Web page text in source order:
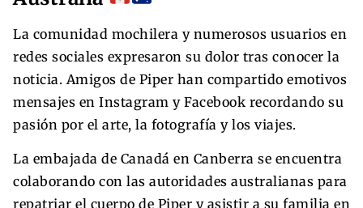
La comunidad mochilera y numerosos usuarios en
redes sociales expresaron su dolor tras conocer la
noticia. Amigos de Piper han compartido emotivos
mensajes en Instagram y Facebook recordando su
pasión por el arte, la fotografía y los viajes.
La embajada de Canadá en Canberra se encuentra
colaborando con las autoridades australianas para
repatriar el cuerpo de Piper y asistir a su familia en